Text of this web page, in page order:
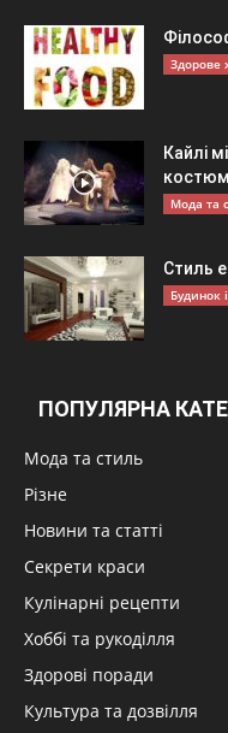
Здорове
Кайлі
Мода та
Стиль
Будинок
ПОПУЛЯРНА
Мода та стиль
Різне
Новини та статті
Секрети краси
Кулінарні рецепти
Хоббі та рукоділля
Здорові поради
Культура та дозвілля